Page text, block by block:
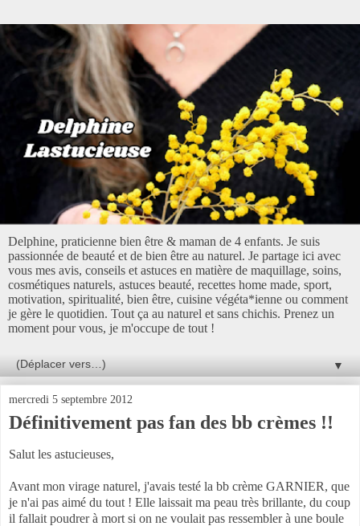
Delphine, praticienne bien être & maman de 4 enfants. Je suis
passionnée de beauté et de bien être au naturel. Je partage ici avec
vous mes avis, conseils et astuces en matière de maquillage, soins,
cosmétiques naturels, astuces beauté, recettes home made, sport,
motivation, spiritualité, bien être, cuisine végéta*ienne ou comment
je gère le quotidien. Tout ça au naturel et sans chichis. Prenez un
moment pour vous, je m'occupe de tout !
▼
mercredi 5 septembre 2012
Définitivement pas fan des bb crèmes !!
Salut les astucieuses,
Avant mon virage naturel, j'avais testé la bb crème GARNIER, que
je n'ai pas aimé du tout ! Elle laissait ma peau très brillante, du coup
il fallait poudrer à mort si on ne voulait pas ressembler à une boule